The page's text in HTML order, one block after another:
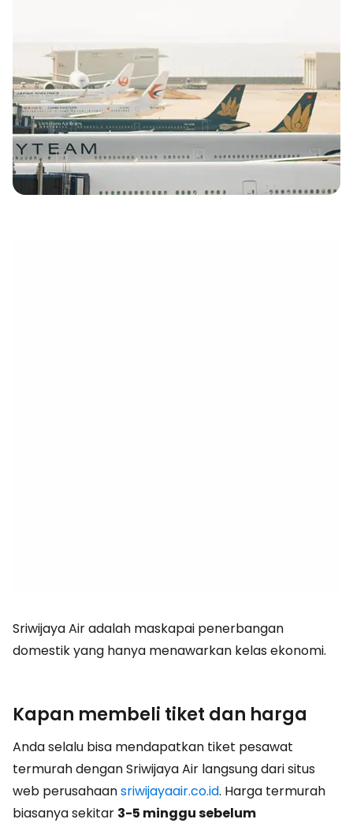
Sriwijaya Air adalah maskapai penerbangan
domestik yang hanya menawarkan kelas ekonomi.
Kapan membeli tiket dan harga
Anda selalu bisa mendapatkan tiket pesawat
termurah dengan Sriwijaya Air langsung dari situs
web perusahaansriwijayaair.co.id. Harga termurah
biasanya sekitar 3-5 minggu sebelum